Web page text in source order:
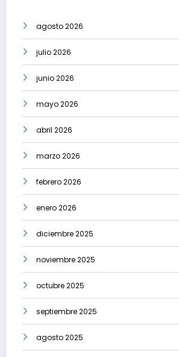
agosto 2026
julio 2026
junio 2026
mayo 2026
abril 2026
marzo 2026
febrero 2026
enero 2026
diciembre 2025
noviembre 2025
octubre 2025
septiembre 2025
agosto 2025